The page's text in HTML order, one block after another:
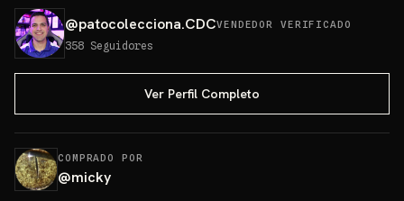
@patocolecciona.CDCVENDEDOR VERIFICADO
358 Seguidores
Ver Perfil Completo
COMPRADO POR
@micky